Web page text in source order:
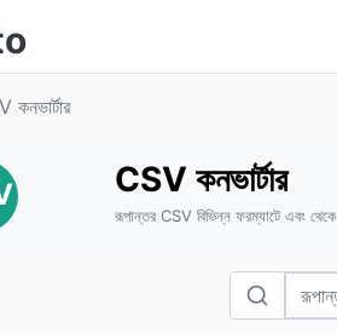
কনভার্টার
CSV কনভার্টার
রূপান্তর CSV বিভিন্ন ফরম্যাটে এবং থেকে